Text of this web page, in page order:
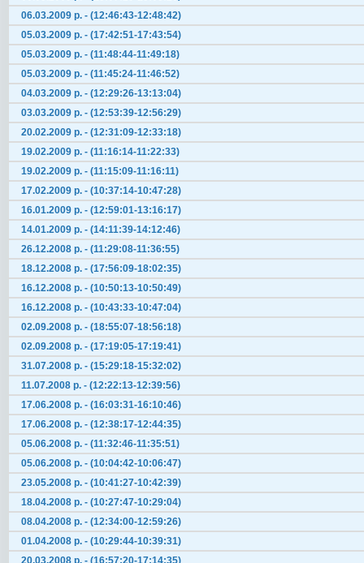
06.03.2009 р. - (12:46:43-12:48:42)
05.03.2009 р. - (17:42:51-17:43:54)
05.03.2009 р. - (11:48:44-11:49:18)
05.03.2009 р. - (11:45:24-11:46:52)
04.03.2009 р. - (12:29:26-13:13:04)
03.03.2009 р. - (12:53:39-12:56:29)
20.02.2009 р. - (12:31:09-12:33:18)
19.02.2009 р. - (11:16:14-11:22:33)
19.02.2009 р. - (11:15:09-11:16:11)
17.02.2009 р. - (10:37:14-10:47:28)
16.01.2009 р. - (12:59:01-13:16:17)
14.01.2009 р. - (14:11:39-14:12:46)
26.12.2008 р. - (11:29:08-11:36:55)
18.12.2008 р. - (17:56:09-18:02:35)
16.12.2008 р. - (10:50:13-10:50:49)
16.12.2008 р. - (10:43:33-10:47:04)
02.09.2008 р. - (18:55:07-18:56:18)
02.09.2008 р. - (17:19:05-17:19:41)
31.07.2008 р. - (15:29:18-15:32:02)
11.07.2008 р. - (12:22:13-12:39:56)
17.06.2008 р. - (16:03:31-16:10:46)
17.06.2008 р. - (12:38:17-12:44:35)
05.06.2008 р. - (11:32:46-11:35:51)
05.06.2008 р. - (10:04:42-10:06:47)
23.05.2008 р. - (10:41:27-10:42:39)
18.04.2008 р. - (10:27:47-10:29:04)
08.04.2008 р. - (12:34:00-12:59:26)
01.04.2008 р. - (10:29:44-10:39:31)